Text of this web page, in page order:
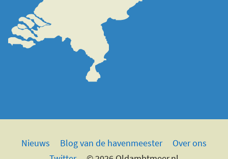
Nieuws Blog van de havenmeester
Over ons